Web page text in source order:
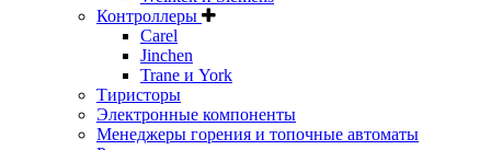
Контроллеры
Carel
Jinchen
Trane и York
Тиристоры
Электронные компоненты
Менеджеры горения и топочные автоматы